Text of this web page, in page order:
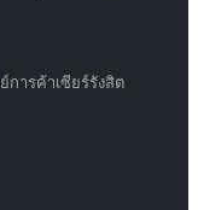
ารค้าเซียร์รังสิต